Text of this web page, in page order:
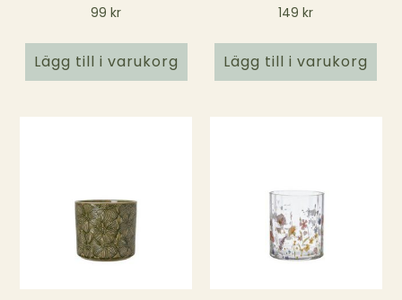
99kr
Lägg till i varukorg
149kr
Lägg till i varukorg